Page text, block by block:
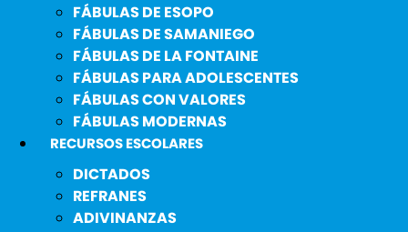
FÁBULAS DE ESOPO
FÁBULAS DE SAMANIEGO
FÁBULAS DE LA FONTAINE
FÁBULAS PARA ADOLESCENTES
FÁBULAS CON VALORES
FÁBULAS MODERNAS
RECURSOS ESCOLARES
DICTADOS
REFRANES
ADIVINANZAS